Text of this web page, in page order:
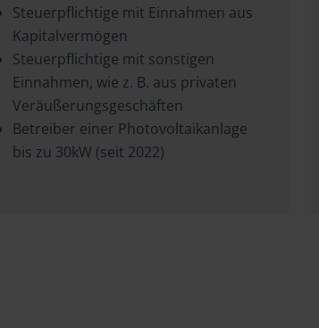
Steuerpflichtige mit Einnahmen aus
Kapitalvermögen
Steuerpflichtige mit sonstigen
Einnahmen, wie z. B. aus privaten
Veräußerungsgeschäften
Betreiber einer Photovoltaikanlage
bis zu 30kW (seit 2022)